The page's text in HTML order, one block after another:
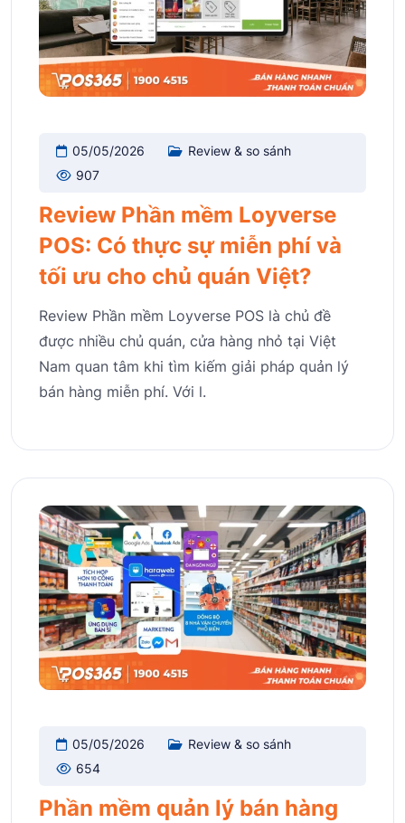
05/05/2026
Review & so sánh
907
Review Phần mềm Loyverse
POS: Có thực sự miễn phí và
tối ưu cho chủ quán Việt?
Review Phần mềm Loyverse POS là chủ đề
được nhiều chủ quán, cửa hàng nhỏ tại Việt
Nam quan tâm khi tìm kiếm giải pháp quản lý
bán hàng miễn phí. Với l.
05/05/2026
Review & so sánh
654
Phần mềm quản lý bán hàng